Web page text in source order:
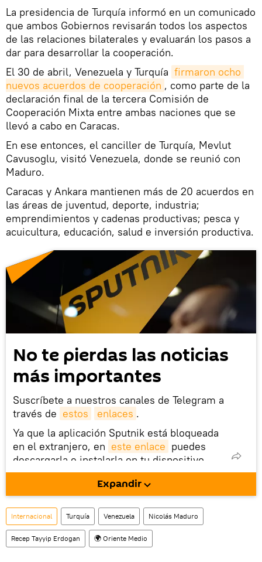
La presidencia de Turquía informó en un comunicado
que ambos Gobiernos revisarán todos los aspectos
de las relaciones bilaterales y evaluarán los pasos a
dar para desarrollar la cooperación.
El 30 de abril, Venezuela y Turquía firmaron ocho
nuevos acuerdos de cooperación , como parte de la
declaración final de la tercera Comisión de
Cooperación Mixta entre ambas naciones que se
llevó a cabo en Caracas.
En ese entonces, el canciller de Turquía, Mevlut
Cavusoglu, visitó Venezuela, donde se reunió con
Maduro.
Caracas y Ankara mantienen más de 20 acuerdos en
las áreas de juventud, deporte, industria;
emprendimientos y cadenas productivas; pesca y
acuicultura, educación, salud e inversión productiva.
No te pierdas las noticias
más importantes
Suscríbete a nuestros canales de Telegram a
través de estos enlaces .
Ya que la aplicación Sputnik está bloqueada
en el extranjero, en este enlace puedes
descargarla e instalarla en tu dispositivo
móvil (¡solo para Android!).
También tenemos una cuenta en la red
social rusa VK .
Expandir
Internacional Turquía Venezuela Nicolás Maduro
Recep Tayyip Erdogan 🌍 Oriente Medio